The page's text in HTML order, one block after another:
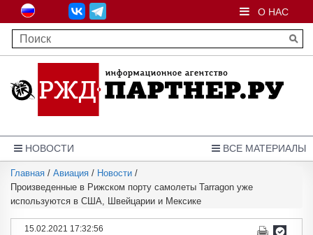
О НАС
ВСЕ МАТЕРИАЛЫ
НОВОСТИ
Главная / Авиация / Новости /
Произведенные в Рижском порту самолеты Tarragon уже
используются в США, Швейцарии и Мексике
15.02.2021 17:32:56